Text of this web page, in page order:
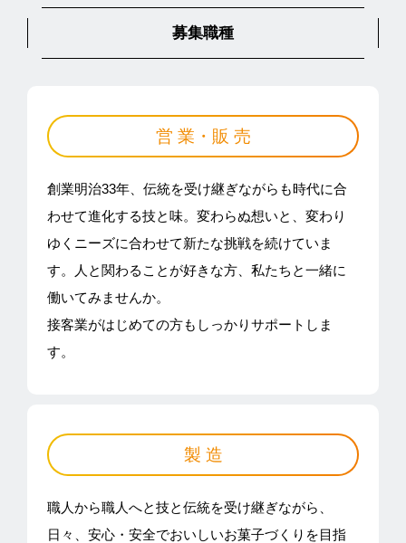
募集職種
営 業・販 売
創業明治33年、伝統を受け継ぎながらも時代に合
わせて進化する技と味。変わらぬ想いと、変わり
ゆくニーズに合わせて新たな挑戦を続けていま
す。人と関わることが好きな方、私たちと一緒に
働いてみませんか。
接客業がはじめての方もしっかりサポートしま
す。
製 造
職人から職人へと技と伝統を受け継ぎながら、
日々、安心・安全でおいしいお菓子づくりを目指